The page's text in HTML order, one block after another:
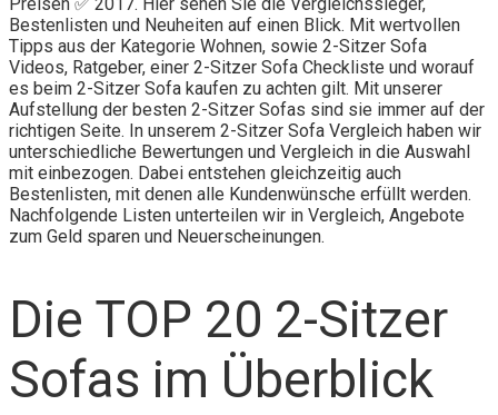
Bestenlisten und Neuheiten auf einen Blick. Mit wertvollen
Tipps aus der Kategorie Wohnen, sowie 2-Sitzer Sofa
Videos, Ratgeber, einer 2-Sitzer Sofa Checkliste und worauf
es beim 2-Sitzer Sofa kaufen zu achten gilt. Mit unserer
Aufstellung der besten 2-Sitzer Sofas sind sie immer auf der
richtigen Seite. In unserem 2-Sitzer Sofa Vergleich haben wir
unterschiedliche Bewertungen und Vergleich in die Auswahl
mit einbezogen. Dabei entstehen gleichzeitig auch
Bestenlisten, mit denen alle Kundenwünsche erfüllt werden.
Nachfolgende Listen unterteilen wir in Vergleich, Angebote
zum Geld sparen und Neuerscheinungen.
Die TOP 20 2-Sitzer
Sofas im Überblick